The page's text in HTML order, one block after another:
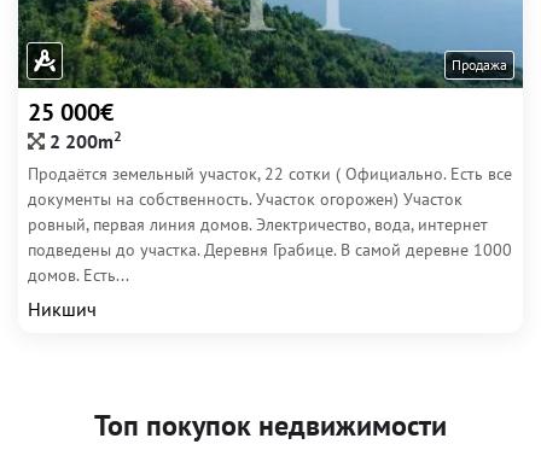
Продажа
25 000€
2 200m2
Продаётся земельный участок, 22 сотки ( Официально. Есть все
документы на собственность. Участок огорожен) Участок
ровный, первая линия домов. Электричество, вода, интернет
подведены до участка. Деревня Грабице. В самой деревне 1000
домов. Есть...
Никшич
Топ покупок недвижимости